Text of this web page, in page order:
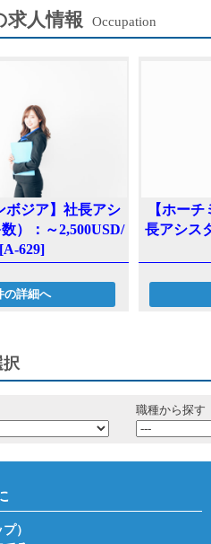
求人情報 Occupation
ボジア】社長アシ
）：～2,500USD/
629]
の詳細へ
【ホー
長アシス
職種から探す
）